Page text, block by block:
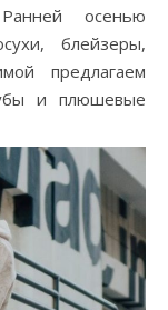
осенью
блейзеры,
предлагаем
и плюшевые